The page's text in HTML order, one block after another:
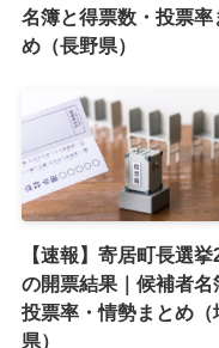
名簿と得票数・投票率
め（長野県）
【速報】寄居町長選
の開票結果｜候補者名
投票率・情勢まとめ（
県）